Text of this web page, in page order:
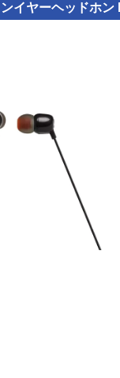
イヤーヘッドホ